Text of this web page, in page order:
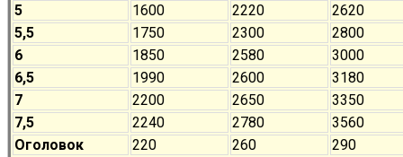
5
1600 2220
2620
5,5
1750 2300
2800
6
1850 2580
3000
6,5
1990 2600
3180
7
2200 2650
3350
7,5
2240 2780
3560
Оголовок
220 260 290